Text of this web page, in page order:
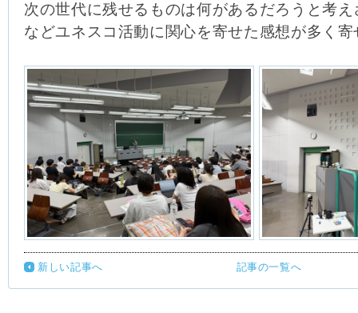
次の世代に残せるものは何があるだろうと考
などユネスコ活動に関心を寄せた感想が多く
新しい記事へ 記事の一覧へ